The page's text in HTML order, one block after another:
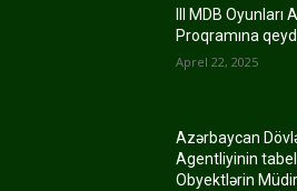
III MDB
Proqramına
Aprel 22, 2025
Azərbaycan
Agentliyinin
Obyektlərin